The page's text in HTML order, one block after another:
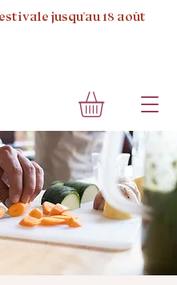
jusqu'au 18 août